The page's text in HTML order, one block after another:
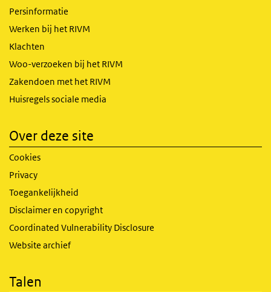
Persinformatie
Werken bij het RIVM
Klachten
Woo-verzoeken bij het RIVM
Zakendoen met het RIVM
Huisregels sociale media
Over deze site
Cookies
Privacy
Toegankelijkheid
Disclaimer en copyright
Coordinated Vulnerability Disclosure
Website archief
Talen